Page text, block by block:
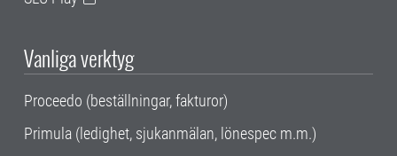
Vanliga verktyg
Proceedo (beställningar, fakturor)
Primula (ledighet, sjukanmälan, lönespec m.m.)